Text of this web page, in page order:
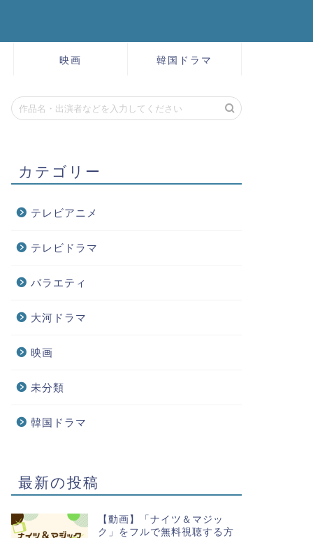
映画 韓国ドラマ
カテゴリー
テレビアニメ
テレビドラマ
バラエティ
大河ドラマ
映画
未分類
韓国ドラマ
最新の投稿
【動画】「ナイツ＆マジッ
ク」をフルで無料視聴する方